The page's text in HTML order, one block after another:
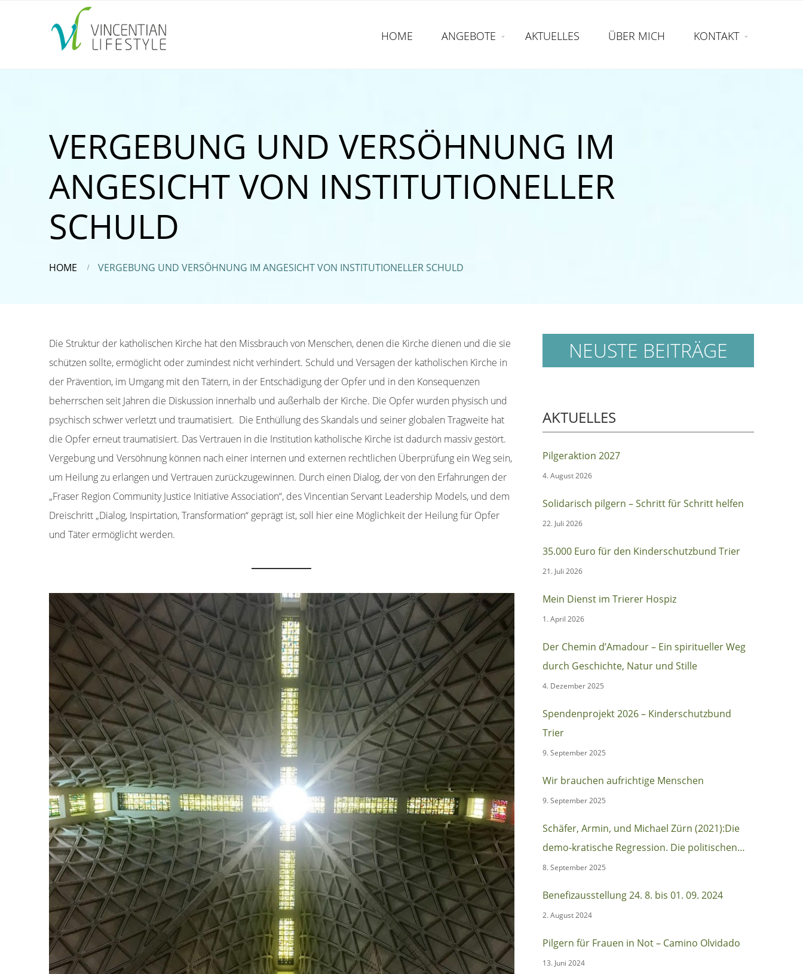
HOME ANGEBOTE AKTUELLES ÜBER MICH KONTAKT
VERGEBUNG UND VERSÖHNUNG IM
ANGESICHT VON INSTITUTIONELLER
SCHULD
HOME VERGEBUNG UND VERSÖHNUNG IM ANGESICHT VON INSTITUTIONELLER SCHULD
Die Struktur der katholischen Kirche hat den Missbrauch von Menschen, denen die Kirche dienen und die sie
schützen sollte, ermöglicht oder zumindest nicht verhindert. Schuld und Versagen der katholischen Kirche in
der Prävention, im Umgang mit den Tätern, in der Entschädigung der Opfer und in den Konsequenzen
beherrschen seit Jahren die Diskussion innerhalb und außerhalb der Kirche. Die Opfer wurden physisch und
psychisch schwer verletzt und traumatisiert. Die Enthüllung des Skandals und seiner globalen Tragweite hat
die Opfer erneut traumatisiert. Das Vertrauen in die Institution katholische Kirche ist dadurch massiv gestört.
Vergebung und Versöhnung können nach einer internen und externen rechtlichen Überprüfung ein Weg sein,
um Heilung zu erlangen und Vertrauen zurückzugewinnen. Durch einen Dialog, der von den Erfahrungen der
„Fraser Region Community Justice Initiative Association“, des Vincentian Servant Leadership Models, und dem
Dreischritt „Dialog, Inspirtation, Transformation“ geprägt ist, soll hier eine Möglichkeit der Heilung für Opfer
und Täter ermöglicht werden.
NEUSTE BEITRÄGE
AKTUELLES
Pilgeraktion 2027
4. August 2026
Solidarisch pilgern – Schritt für Schritt helfen
22. Juli 2026
35.000 Euro für den Kinderschutzbund Trier
21. Juli 2026
Mein Dienst im Trierer Hospiz
1. April 2026
Der Chemin d’Amadour – Ein spiritueller Weg
durch Geschichte, Natur und Stille
4. Dezember 2025
Spendenprojekt 2026 – Kinderschutzbund
Trier
9. September 2025
Wir brauchen aufrichtige Menschen
9. September 2025
Schäfer, Armin, und Michael Zürn (2021):Die
demo-kratische Regression. Die politischen
Ursachen des autoritären Populismus
8. September 2025
Benefizausstellung 24. 8. bis 01. 09. 2024
2. August 2024
Pilgern für Frauen in Not – Camino Olvidado
13. Juni 2024